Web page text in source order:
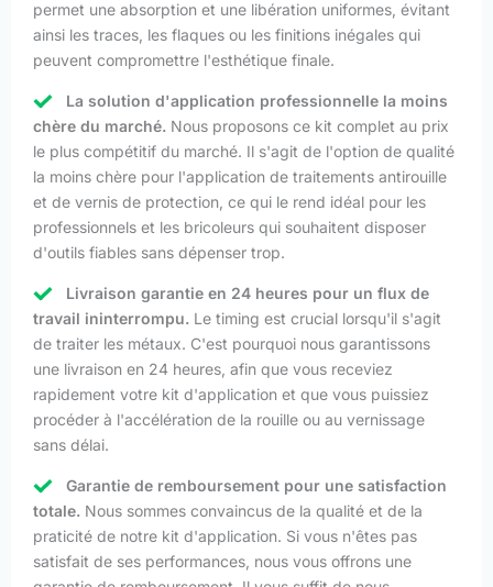
permet une absorption et une libération uniformes, évitant
ainsi les traces, les flaques ou les finitions inégales qui
peuvent compromettre l'esthétique finale.
La solution d'application professionnelle la moins
chère du marché. Nous proposons ce kit complet au prix
le plus compétitif du marché. Il s'agit de l'option de qualité
la moins chère pour l'application de traitements antirouille
et de vernis de protection, ce qui le rend idéal pour les
professionnels et les bricoleurs qui souhaitent disposer
d'outils fiables sans dépenser trop.
Livraison garantie en 24 heures pour un flux de
travail ininterrompu. Le timing est crucial lorsqu'il s'agit
de traiter les métaux. C'est pourquoi nous garantissons
une livraison en 24 heures, afin que vous receviez
rapidement votre kit d'application et que vous puissiez
procéder à l'accélération de la rouille ou au vernissage
sans délai.
Garantie de remboursement pour une satisfaction
totale. Nous sommes convaincus de la qualité et de la
praticité de notre kit d'application. Si vous n'êtes pas
satisfait de ses performances, nous vous offrons une